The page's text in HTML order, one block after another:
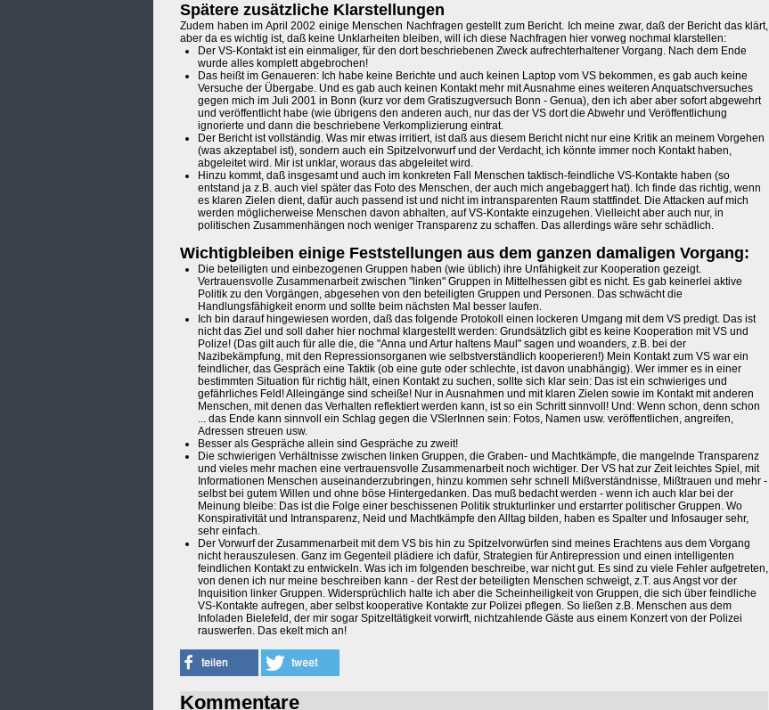
Spätere zusätzliche Klarstellungen
Zudem haben im April 2002 einige Menschen Nachfragen gestellt zum Bericht. Ich meine zwar, daß der Bericht das klärt,
aber da es wichtig ist, daß keine Unklarheiten bleiben, will ich diese Nachfragen hier vorweg nochmal klarstellen:
Der VS-Kontakt ist ein einmaliger, für den dort beschriebenen Zweck aufrechterhaltener Vorgang. Nach dem Ende
wurde alles komplett abgebrochen!
Das heißt im Genaueren: Ich habe keine Berichte und auch keinen Laptop vom VS bekommen, es gab auch keine
Versuche der Übergabe. Und es gab auch keinen Kontakt mehr mit Ausnahme eines weiteren Anquatschversuches
gegen mich im Juli 2001 in Bonn (kurz vor dem Gratiszugversuch Bonn - Genua), den ich aber aber sofort abgewehrt
und veröffentlicht habe (wie übrigens den anderen auch, nur das der VS dort die Abwehr und Veröffentlichung
ignorierte und dann die beschriebene Verkomplizierung eintrat.
Der Bericht ist vollständig. Was mir etwas irritiert, ist daß aus diesem Bericht nicht nur eine Kritik an meinem Vorgehen
(was akzeptabel ist), sondern auch ein Spitzelvorwurf und der Verdacht, ich könnte immer noch Kontakt haben,
abgeleitet wird. Mir ist unklar, woraus das abgeleitet wird.
Hinzu kommt, daß insgesamt und auch im konkreten Fall Menschen taktisch-feindliche VS-Kontakte haben (so
entstand ja z.B. auch viel später das Foto des Menschen, der auch mich angebaggert hat). Ich finde das richtig, wenn
es klaren Zielen dient, dafür auch passend ist und nicht im intransparenten Raum stattfindet. Die Attacken auf mich
werden möglicherweise Menschen davon abhalten, auf VS-Kontakte einzugehen. Vielleicht aber auch nur, in
politischen Zusammenhängen noch weniger Transparenz zu schaffen. Das allerdings wäre sehr schädlich.
Wichtigbleiben einige Feststellungen aus dem ganzen damaligen Vorgang:
Die beteiligten und einbezogenen Gruppen haben (wie üblich) ihre Unfähigkeit zur Kooperation gezeigt.
Vertrauensvolle Zusammenarbeit zwischen "linken" Gruppen in Mittelhessen gibt es nicht. Es gab keinerlei aktive
Politik zu den Vorgängen, abgesehen von den beteiligten Gruppen und Personen. Das schwächt die
Handlungsfähigkeit enorm und sollte beim nächsten Mal besser laufen.
Ich bin darauf hingewiesen worden, daß das folgende Protokoll einen lockeren Umgang mit dem VS predigt. Das ist
nicht das Ziel und soll daher hier nochmal klargestellt werden: Grundsätzlich gibt es keine Kooperation mit VS und
Polize! (Das gilt auch für alle die, die "Anna und Artur haltens Maul" sagen und woanders, z.B. bei der
Nazibekämpfung, mit den Repressionsorganen wie selbstverständlich kooperieren!) Mein Kontakt zum VS war ein
feindlicher, das Gespräch eine Taktik (ob eine gute oder schlechte, ist davon unabhängig). Wer immer es in einer
bestimmten Situation für richtig hält, einen Kontakt zu suchen, sollte sich klar sein: Das ist ein schwieriges und
gefährliches Feld! Alleingänge sind scheiße! Nur in Ausnahmen und mit klaren Zielen sowie im Kontakt mit anderen
Menschen, mit denen das Verhalten reflektiert werden kann, ist so ein Schritt sinnvoll! Und: Wenn schon, denn schon
... das Ende kann sinnvoll ein Schlag gegen die VSlerInnen sein: Fotos, Namen usw. veröffentlichen, angreifen,
Adressen streuen usw.
Besser als Gespräche allein sind Gespräche zu zweit!
Die schwierigen Verhältnisse zwischen linken Gruppen, die Graben- und Machtkämpfe, die mangelnde Transparenz
und vieles mehr machen eine vertrauensvolle Zusammenarbeit noch wichtiger. Der VS hat zur Zeit leichtes Spiel, mit
Informationen Menschen auseinanderzubringen, hinzu kommen sehr schnell Mißverständnisse, Mißtrauen und mehr -
selbst bei gutem Willen und ohne böse Hintergedanken. Das muß bedacht werden - wenn ich auch klar bei der
Meinung bleibe: Das ist die Folge einer beschissenen Politik strukturlinker und erstarrter politischer Gruppen. Wo
Konspirativität und Intransparenz, Neid und Machtkämpfe den Alltag bilden, haben es Spalter und Infosauger sehr,
sehr einfach.
Der Vorwurf der Zusammenarbeit mit dem VS bis hin zu Spitzelvorwürfen sind meines Erachtens aus dem Vorgang
nicht herauszulesen. Ganz im Gegenteil plädiere ich dafür, Strategien für Antirepression und einen intelligenten
feindlichen Kontakt zu entwickeln. Was ich im folgenden beschreibe, war nicht gut. Es sind zu viele Fehler aufgetreten,
von denen ich nur meine beschreiben kann - der Rest der beteiligten Menschen schweigt, z.T. aus Angst vor der
Inquisition linker Gruppen. Widersprüchlich halte ich aber die Scheinheiligkeit von Gruppen, die sich über feindliche
VS-Kontakte aufregen, aber selbst kooperative Kontakte zur Polizei pflegen. So ließen z.B. Menschen aus dem
Infoladen Bielefeld, der mir sogar Spitzeltätigkeit vorwirft, nichtzahlende Gäste aus einem Konzert von der Polizei
rauswerfen. Das ekelt mich an!
Kommentare